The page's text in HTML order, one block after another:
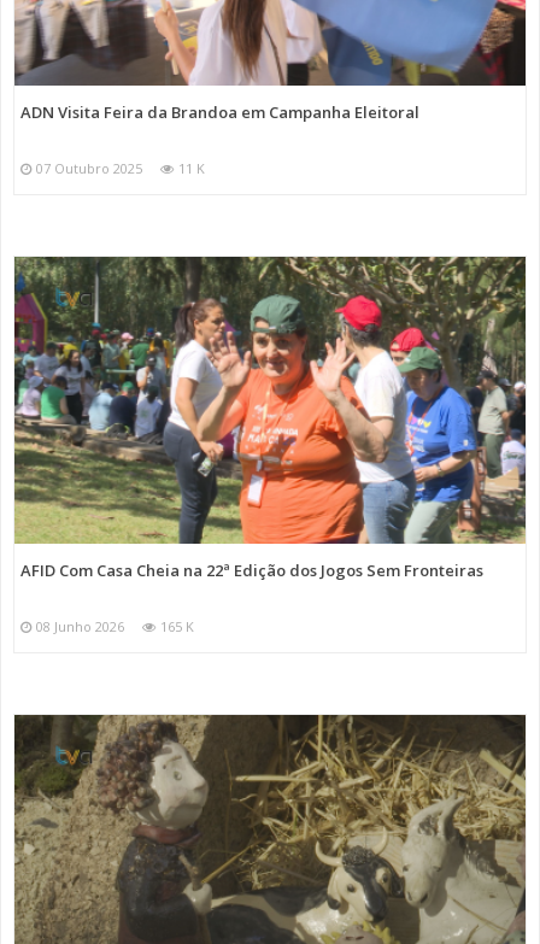
ADN Visita Feira da Brandoa em Campanha Eleitoral
07 Outubro 2025 11 K
AFID Com Casa Cheia na 22ª Edição dos Jogos Sem Fronteiras
08 Junho 2026 165 K